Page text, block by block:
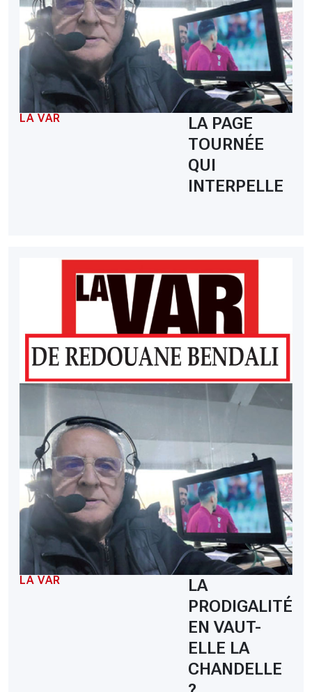
LA VAR
LA PAGE
TOURNÉE
QUI
INTERPELLE
LA VAR
LA
PRODIGALITÉ
EN VAUT-
ELLE LA
CHANDELLE